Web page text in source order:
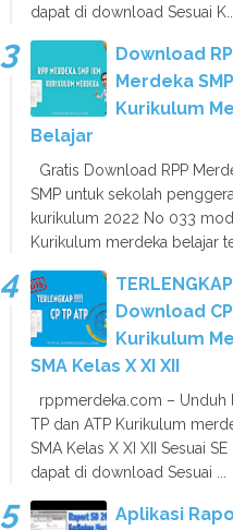
dapat di download Sesuai K...
Download
Merdeka
Kurikulum
Belajar
Gratis Download RPP
SMP untuk sekolah
kurikulum 2022 No 033
Kurikulum merdeka belajar
Download
Kurikulum
SMA Kelas X XI XII
rppmerdeka.com – Unduh
TP dan ATP Kurikulum
SMA Kelas X XI XII Sesuai
dapat di download Sesuai ...
Aplikasi